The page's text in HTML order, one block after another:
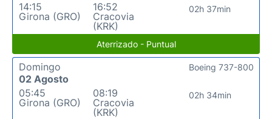
14:15
Girona (GRO)
16:52
Cracovia
(KRK)
02h 37min
Aterrizado - Puntual
Domingo
02 Agosto
05:45
Girona (GRO)
08:19
Cracovia
(KRK)
02h 34min
Boeing 737-800